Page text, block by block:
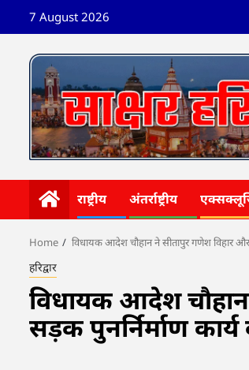
7 August 2026
राष्ट्रीय अंतर्राष्ट्रीय
Home विधायक आदेश चौहान ने सीतापुर गणेश विहार
हरिद्वार
विधायक आदेश
सड़क पुनर्निर्माण